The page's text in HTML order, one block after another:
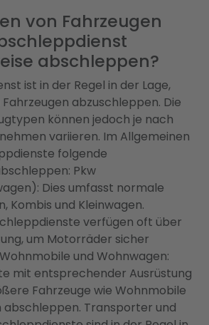
von Fahrzeugen
abschleppen?
ist in der Regel in der Lage,
abzuschleppen. Die
können jedoch je nach
variieren. Im Allgemeinen
folgende
Pkw
Dies umfasst normale
Kombis und Kleinwagen.
verfügen oft über
um Motorräder sicher
und Wohnwagen:
mit entsprechender Ausrüstung
Fahrzeuge wie Wohnmobile
abschleppen. Transporter und